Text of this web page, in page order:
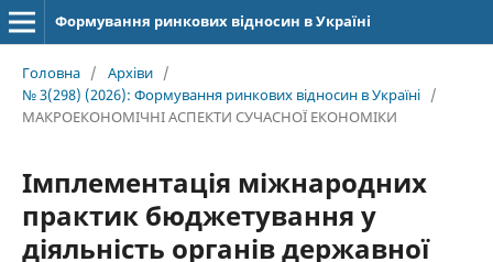
Формування ринкових відносин в Україні
Головна / Архіви /
№ 3(298) (2026): Формування ринкових відносин в Україні /
МАКРОЕКОНОМІЧНІ АСПЕКТИ СУЧАСНОЇ ЕКОНОМІКИ
Імплементація міжнародних
практик бюджетування у
діяльність органів державної